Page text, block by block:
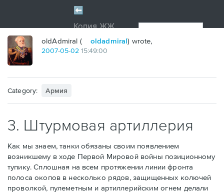
oldAdmiral ( oldadmiral) wrote,
2007-05-02 15:49:00
Category: Армия
3. Штурмовая артиллерия
Как мы знаем, танки обязаны своим появлением
возникшему в ходе Первой Мировой войны позиционному
тупику. Сплошная на всем протяжении линии фронта
полоса окопов в несколько рядов, защищенных колючей
проволкой, пулеметным и артиллерийским огнем делали